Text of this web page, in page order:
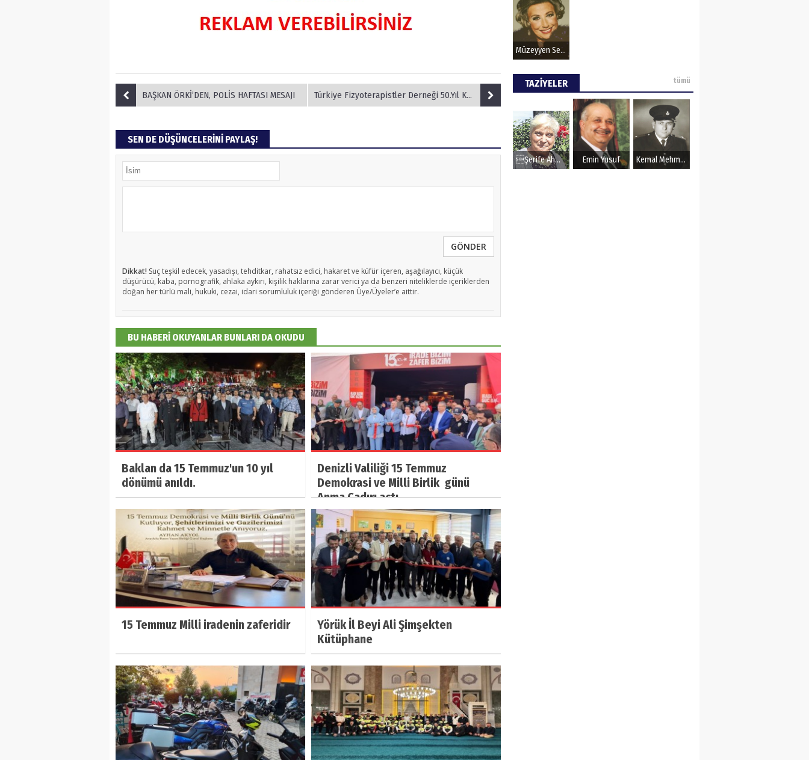
BAŞKAN ÖRKİ’DEN, POLİS HAFTASI MESAJI Türkiye Fizyoterapistler Derneği 50.Yıl Kutlamaları
SEN DE DÜŞÜNCELERİNİ PAYLAŞ!
GÖNDER
Dikkat! Suç teşkil edecek, yasadışı, tehditkar, rahatsız edici, hakaret ve küfür içeren, aşağılayıcı, küçük
düşürücü, kaba, pornografik, ahlaka aykırı, kişilik haklarına zarar verici ya da benzeri niteliklerde içeriklerden
doğan her türlü mali, hukuki, cezai, idari sorumluluk içeriği gönderen Üye/Üyeler’e aittir.
BU HABERİ OKUYANLAR BUNLARI DA OKUDU
Baklan da 15 Temmuz'un 10 yıl
dönümü anıldı.
Denizli Valiliği 15 Temmuz
Demokrasi ve Milli Birlik günü
Anma Çadırı açtı.
15 Temmuz Milli iradenin zaferidir
Yörük İl Beyi Ali Şimşekten
Kütüphane
Müzeyyen Senar
TAZİYELER tümü
Şerife Ahmet Emin Yusuf Kemal Mehmet Kanmaz